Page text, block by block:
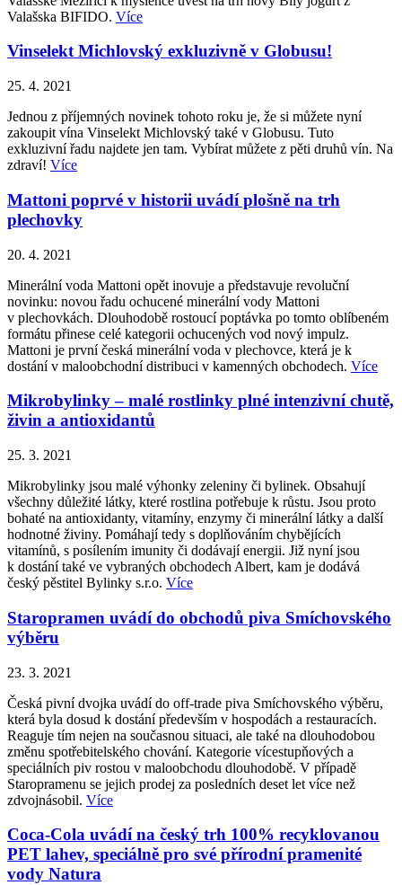
Valašska BIFIDO. Více
Vinselekt Michlovský exkluzivně v Globusu!
25. 4. 2021
Jednou z příjemných novinek tohoto roku je, že si můžete nyní
zakoupit vína Vinselekt Michlovský také v Globusu. Tuto
exkluzivní řadu najdete jen tam. Vybírat můžete z pěti druhů vín. Na
zdraví! Více
Mattoni poprvé v historii uvádí plošně na trh
plechovky
20. 4. 2021
Minerální voda Mattoni opět inovuje a představuje revoluční
novinku: novou řadu ochucené minerální vody Mattoni
v plechovkách. Dlouhodobě rostoucí poptávka po tomto oblíbeném
formátu přinese celé kategorii ochucených vod nový impulz.
Mattoni je první česká minerální voda v plechovce, která je k
dostání v maloobchodní distribuci v kamenných obchodech. Více
Mikrobylinky – malé rostlinky plné intenzivní chutě,
živin a antioxidantů
25. 3. 2021
Mikrobylinky jsou malé výhonky zeleniny či bylinek. Obsahují
všechny důležité látky, které rostlina potřebuje k růstu. Jsou proto
bohaté na antioxidanty, vitamíny, enzymy či minerální látky a další
hodnotné živiny. Pomáhají tedy s doplňováním chybějících
vitamínů, s posílením imunity či dodávají energii. Již nyní jsou
k dostání také ve vybraných obchodech Albert, kam je dodává
český pěstitel Bylinky s.r.o. Více
Staropramen uvádí do obchodů piva Smíchovského
výběru
23. 3. 2021
Česká pivní dvojka uvádí do off-trade piva Smíchovského výběru,
která byla dosud k dostání především v hospodách a restauracích.
Reaguje tím nejen na současnou situaci, ale také na dlouhodobou
změnu spotřebitelského chování. Kategorie vícestupňových a
speciálních piv rostou v maloobchodu dlouhodobě. V případě
Staropramenu se jejich prodej za posledních deset let více než
zdvojnásobil. Více
Coca-Cola uvádí na český trh 100% recyklovanou
PET lahev, speciálně pro své přírodní pramenité
vody Natura